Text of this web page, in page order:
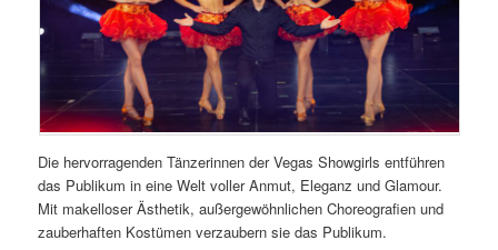
Die hervorragenden Tänzerinnen der Vegas Showgirls entführen
das Publikum in eine Welt voller Anmut, Eleganz und Glamour.
Mit makelloser Ästhetik, außergewöhnlichen Choreografien und
zauberhaften Kostümen verzaubern sie das Publikum.